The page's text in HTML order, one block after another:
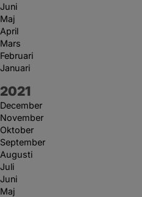
Juni
Maj
April
Mars
Februari
Januari
År:
2021
December
November
Oktober
September
Augusti
Juli
Juni
Maj